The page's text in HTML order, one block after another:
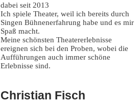
dabei seit 2013
Ich spiele Theater, weil ich bereits durch
Singen Bühnenerfahrung habe und es mir
Spaß macht.
Meine schönsten Theatererlebnisse
ereignen sich bei den Proben, wobei die
Aufführungen auch immer schöne
Erlebnisse sind.
Christian Fisch